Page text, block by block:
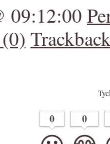
09:12:00
0 0